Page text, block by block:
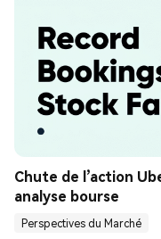
Chute de l’action
analyse bourse
Perspectives du Marché